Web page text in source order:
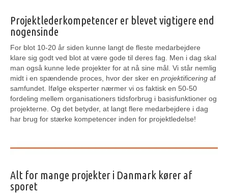
Projektlederkompetencer er blevet vigtigere end
nogensinde
For blot 10-20 år siden kunne langt de fleste medarbejdere
klare sig godt ved blot at være gode til deres fag. Men i dag skal
man også kunne lede projekter for at nå sine mål. Vi står nemlig
midt i en spændende proces, hvor der sker en projektificering af
samfundet. Ifølge eksperter nærmer vi os faktisk en 50-50
fordeling mellem organisationers tidsforbrug i basisfunktioner og
projekterne. Og det betyder, at langt flere medarbejdere i dag
har brug for stærke kompetencer inden for projektledelse!
Alt for mange projekter i Danmark kører af
sporet